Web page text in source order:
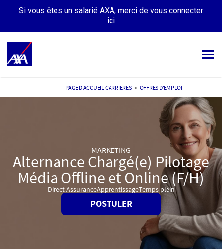
Si vous êtes un salarié AXA, merci de vous connecter
ici
MES CANDIDATURES MON PROFIL
PAGE D'ACCUEIL CARRIÈRES > OFFRES D'EMPLOI
MARKETING
Alternance Chargé(e) Pilotage
Média Offline et Online (F/H)
Direct AssuranceApprentissageTemps plein
POSTULER